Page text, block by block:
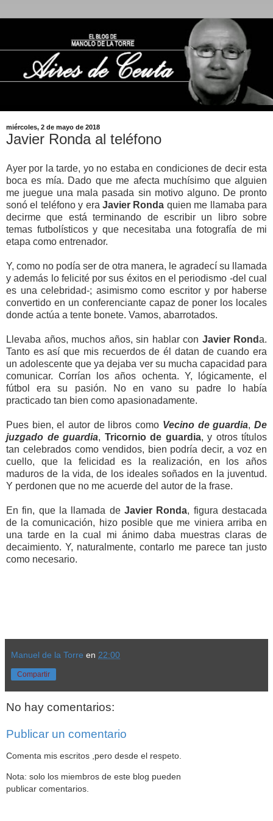
miércoles, 2 de mayo de 2018
Javier Ronda al teléfono
Ayer por la tarde, yo no estaba en condiciones de decir esta
boca es mía. Dado que me afecta muchísimo que alguien
me juegue una mala pasada sin motivo alguno. De pronto
sonó el teléfono y era Javier Ronda quien me llamaba para
decirme que está terminando de escribir un libro sobre
temas futbolísticos y que necesitaba una fotografía de mi
etapa como entrenador.
Y, como no podía ser de otra manera, le agradecí su llamada
y además lo felicité por sus éxitos en el periodismo -del cual
es una celebridad-; asimismo como escritor y por haberse
convertido en un conferenciante capaz de poner los locales
donde actúa a tente bonete. Vamos, abarrotados.
Llevaba años, muchos años, sin hablar con Javier Ronda.
Tanto es así que mis recuerdos de él datan de cuando era
un adolescente que ya dejaba ver su mucha capacidad para
comunicar. Corrían los años ochenta. Y, lógicamente, el
fútbol era su pasión. No en vano su padre lo había
practicado tan bien como apasionadamente.
Pues bien, el autor de libros como Vecino deguardia,De
juzgado de guardia, Tricornio de guardia, y otros títulos
tan celebrados como vendidos, bien podría decir, a voz en
cuello, que la felicidad es la realización, en los años
maduros de la vida, de los ideales soñados en la juventud.
Y perdonen que no me acuerde del autor de la frase.
En fin, que la llamada de Javier Ronda, figura destacada
de la comunicación, hizo posible que me viniera arriba en
una tarde en la cual mi ánimo daba muestras claras de
decaimiento. Y, naturalmente, contarlo me parece tan justo
como necesario.
Manuel de la Torre en 22:00
Compartir
No hay comentarios:
Publicar un comentario
Comenta mis escritos ,pero desde el respeto.
Nota: solo los miembros de este blog pueden
publicar comentarios.